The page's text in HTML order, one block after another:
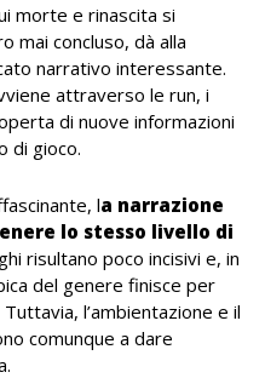
morte e rinascita si
mai concluso, dà alla
narrativo interessante.
attraverso le run, i
di nuove informazioni
di gioco.
la narrazione
lo stesso livello di
risultano poco incisivi e, in
del genere finisce per
l’ambientazione e il
comunque a dare